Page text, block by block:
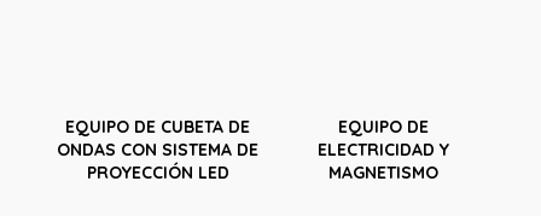
EQUIPO DE CUBETA DE
ONDAS CON SISTEMA DE
PROYECCIÓN LED
EQUIPO DE
ELECTRICIDAD Y
MAGNETISMO